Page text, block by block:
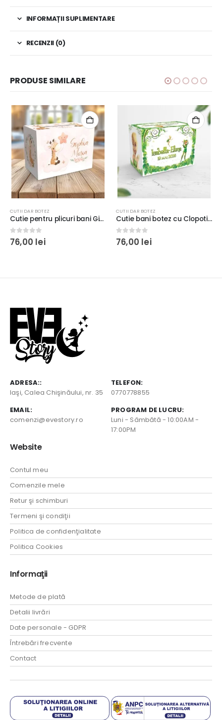
INFORMAȚII SUPLIMENTARE
RECENZII (0)
PRODUSE SIMILARE
CUTII DAR BOTEZ
Cutie bani botez cu Clopotica, carton fotografic 300g, 33x23x23cm
0 out of 5
76,00 lei
CUTII DAR BOTEZ
Cutie cu Boss Baby pentru plicuri de bani, 33x23x23cm, carton fotografic 300g/m²
5.00out of 5
76,00 lei
ADRESA::
Iaşi, Calea Chişinăului, nr. 35
TELEFON:
0770778855
EMAIL:
comenzi@evestory.ro
PROGRAM DE LUCRU:
Luni - Sâmbătă - 10:00AM -
17:00PM
Website
Contul meu
Comenzile mele
Retur şi schimburi
Termeni şi condiţii
Politica de confidenţialitate
Politica Cookies
Informaţii
Metode de plată
Detalii livrări
Date personale - GDPR
Întrebări frecvente
Contact